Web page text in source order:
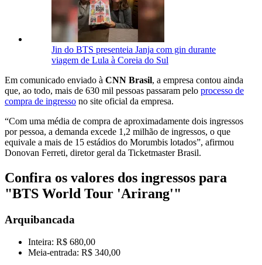
Jin do BTS presenteia Janja com gin durante
viagem de Lula à Coreia do Sul
Em comunicado enviado à CNN Brasil, a empresa contou ainda
que, ao todo, mais de 630 mil pessoas passaram pelo processo de
compra de ingresso no site oficial da empresa.
“Com uma média de compra de aproximadamente dois ingressos
por pessoa, a demanda excede 1,2 milhão de ingressos, o que
equivale a mais de 15 estádios do Morumbis lotados”, afirmou
Donovan Ferreti, diretor geral da Ticketmaster Brasil.
Confira os valores dos ingressos para
"BTS World Tour 'Arirang'"
Arquibancada
Inteira: R$ 680,00
Meia-entrada: R$ 340,00